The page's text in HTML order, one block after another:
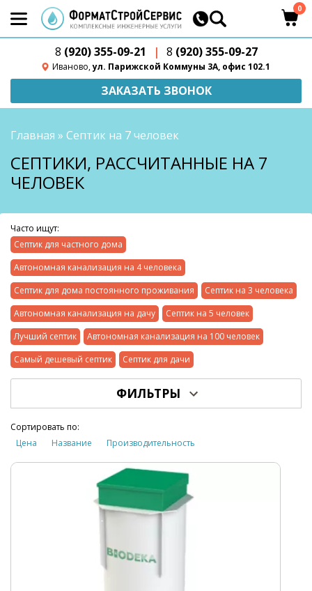
8 (920) 355-09-21 | 8 (920) 355-09-27
Иваново,ул. Парижской Коммуны 3А, офис 102.1
0
ЗАКАЗАТЬ ЗВОНОК
Главная » Септик на 7 человек
СЕПТИКИ, РАССЧИТАННЫЕ НА 7
ЧЕЛОВЕК
Часто ищут:
Септик для частного дома
Автономная канализация на 4 человека
Септик для дома постоянного проживания
Септик на 3 человека
Автономная канализация на дачу
Септик на 5 человек
Лучший септик
Автономная канализация на 100 человек
Самый дешевый септик
Септик для дачи
ФИЛЬТРЫ
Сортировать по:
Цена
Название Производительность